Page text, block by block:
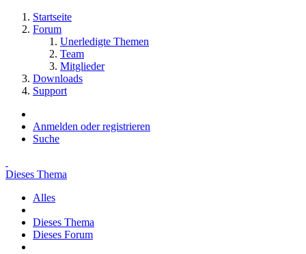
Startseite
Forum
Unerledigte Themen
Team
Mitglieder
Downloads
Support
Anmelden oder registrieren
Suche
Dieses Thema
Alles
Dieses Thema
Dieses Forum